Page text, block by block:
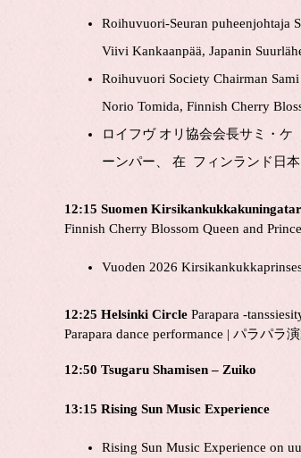
Roihuvuori-Seuran puheenjohtaja
Viivi Kankaanpää, Japanin
Roihuvuori Society Chairman
Norio Tomida, Finnish Cherry
ロイフヴ オリ協会会長サミ・ケ
ーンパー、 在 フィンランド日
12:15 Suomen
Finnish Cherry Blossom Queen and
Vuoden 2026
12:25 Helsinki Circle Parapara -
Parapara dance performance | パラパラ
12:50 Tsugaru Shamisen – Zuiko
13:15 Rising Sun Music Experience
Rising Sun Music Experience on